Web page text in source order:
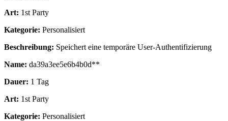
Art: 1st Party
Kategorie: Personalisiert
Beschreibung: Speichert eine temporäre User-Authentifizierung
Name: da39a3ee5e6b4b0d**
Dauer: 1 Tag
Art: 1st Party
Kategorie: Personalisiert